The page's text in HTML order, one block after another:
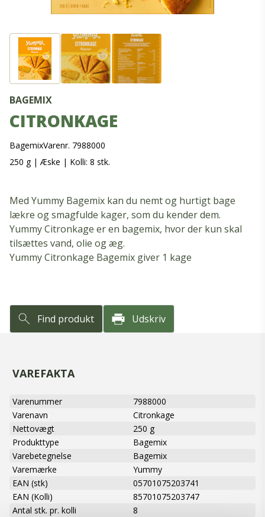
BAGEMIX
CITRONKAGE
BagemixVarenr. 7988000
250 g | Æske | Kolli: 8 stk.
Med Yummy Bagemix kan du nemt og hurtigt bage
lækre og smagfulde kager, som du kender dem.
Yummy Citronkage er en bagemix, hvor der kun skal
tilsættes vand, olie og æg.
Yummy Citronkage Bagemix giver 1 kage
Find produkt Udskriv
VAREFAKTA
Varenummer
7988000
Varenavn
Citronkage
Nettovægt
250 g
Produkttype
Bagemix
Varebetegnelse
Bagemix
Varemærke
Yummy
EAN (stk)
05701075203741
EAN (Kolli)
85701075203747
Antal stk. pr. kolli
8